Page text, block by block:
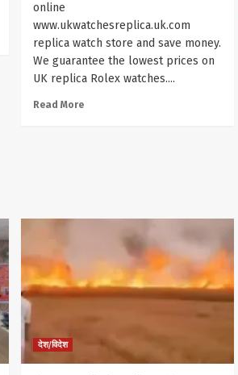
online
www.ukwatchesreplica.uk.com
replica watch store and save money.
We guarantee the lowest prices on
UK replica Rolex watches....
Read More
देश/विदेश